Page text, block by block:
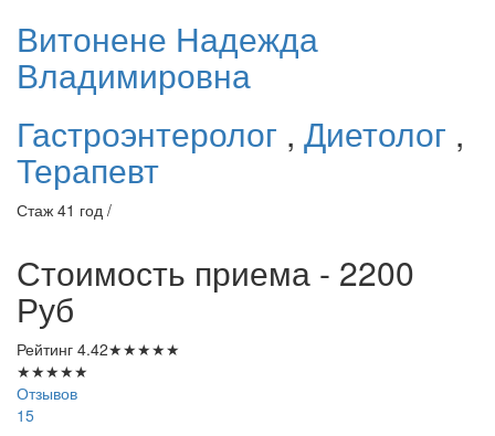
Витонене Надежда
Владимировна
Гастроэнтеролог , Диетолог ,
Терапевт
Стаж 41 год /
Стоимость приема - 2200
Руб
Рейтинг 4.42★★★★★
★★★★★
Отзывов
15